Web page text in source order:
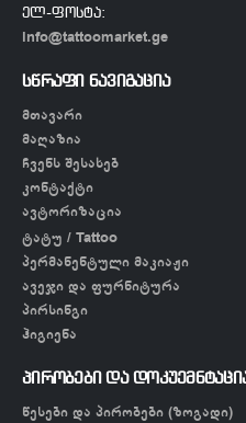
ელ-ფოსტა:
info@tattoomarket.ge
სწრაფი ნავიგაცია
მთავარი
მაღაზია
ჩვენს შესახებ
კონტაქტი
ავტორიზაცია
ტატუ / Tattoo
პერმანენტული მაკიაჟი
ავეჯი და ფურნიტურა
პირსინგი
ჰიგიენა
პირობები და
წესები და პირობები (ზოგადი)